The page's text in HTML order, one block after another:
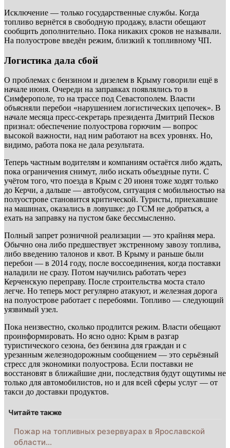
Исключение — только государственные службы. Когда
топливо вернётся в свободную продажу, власти обещают
сообщить дополнительно. Пока никаких сроков не называли.
На полуострове введён режим, близкий к топливному ЧП.
Логистика дала сбой
О проблемах с бензином и дизелем в Крыму говорили ещё в
начале июня. Очереди на заправках появлялись то в
Симферополе, то на трассе под Севастополем. Власти
объясняли перебои «нарушением логистических цепочек». В
начале месяца пресс-секретарь президента Дмитрий Песков
признал: обеспечение полуострова горючим — вопрос
высокой важности, над ним работают на всех уровнях. Но,
видимо, работа пока не дала результата.
Теперь частным водителям и компаниям остаётся либо ждать,
пока ограничения снимут, либо искать объездные пути. С
учётом того, что поезда в Крым с 20 июня тоже ходят только
до Керчи, а дальше — автобусом, ситуация с мобильностью на
полуострове становится критической. Туристы, приехавшие
на машинах, оказались в ловушке: до ГСМ не добраться, а
ехать на заправку на пустом баке бессмысленно.
Полный запрет розничной реализации — это крайняя мера.
Обычно она либо предшествует экстренному завозу топлива,
либо введению талонов и квот. В Крыму и раньше были
перебои — в 2014 году, после воссоединения, когда поставки
наладили не сразу. Потом научились работать через
Керченскую переправу. После строительства моста стало
легче. Но теперь мост регулярно атакуют, и железная дорога
на полуострове работает с перебоями. Топливо — следующий
уязвимый узел.
Пока неизвестно, сколько продлится режим. Власти обещают
проинформировать. Но ясно одно: Крым в разгар
туристического сезона, без бензина для граждан и с
урезанным железнодорожным сообщением — это серьёзный
стресс для экономики полуострова. Если поставки не
восстановят в ближайшие дни, последствия будут ощутимы не
только для автомобилистов, но и для всей сферы услуг — от
такси до доставки продуктов.
Читайте также
Пожар на топливных резервуарах в Ярославской
области…